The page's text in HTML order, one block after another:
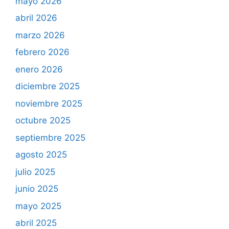
abril 2026
marzo 2026
febrero 2026
enero 2026
diciembre 2025
noviembre 2025
octubre 2025
septiembre 2025
agosto 2025
julio 2025
junio 2025
mayo 2025
abril 2025